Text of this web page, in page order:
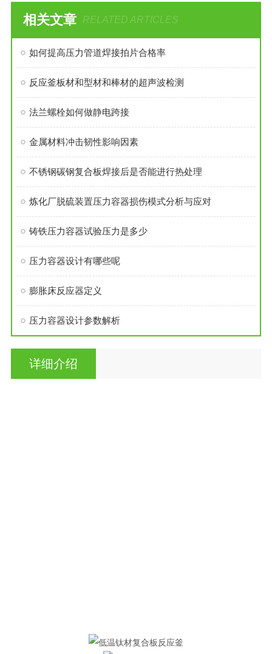
相关文章 RELATED ARTICLES
如何提高压力管道焊接拍片合格率
反应釜板材和型材和棒材的超声波检测
法兰螺栓如何做静电跨接
金属材料冲击韧性影响因素
不锈钢碳钢复合板焊接后是否能进行热处理
炼化厂脱硫装置压力容器损伤模式分析与应对
铸铁压力容器试验压力是多少
压力容器设计有哪些呢
膨胀床反应器定义
压力容器设计参数解析
详细介绍